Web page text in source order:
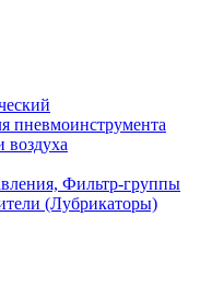
пневмоинструмента
воздуха
Фильтр-группы
(Лубрикаторы)